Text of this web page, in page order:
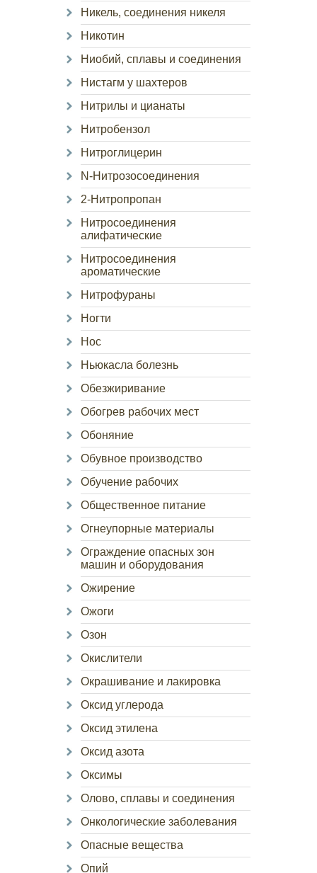
Никель, соединения никеля
Никотин
Ниобий, сплавы и соединения
Нистагм у шахтеров
Нитрилы и цианаты
Нитробензол
Нитроглицерин
N-Нитрозосоединения
2-Нитропропан
Нитросоединения
алифатические
Нитросоединения
ароматические
Нитрофураны
Ногти
Нос
Ньюкасла болезнь
Обезжиривание
Обогрев рабочих мест
Обоняние
Обувное производство
Обучение рабочих
Общественное питание
Огнеупорные материалы
Ограждение опасных зон
машин и оборудования
Ожирение
Ожоги
Озон
Окислители
Окрашивание и лакировка
Оксид углерода
Оксид этилена
Оксид азота
Оксимы
Олово, сплавы и соединения
Онкологические заболевания
Опасные вещества
Опий